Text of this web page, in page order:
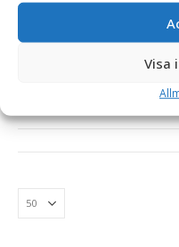
Visa
RF System
Offert!